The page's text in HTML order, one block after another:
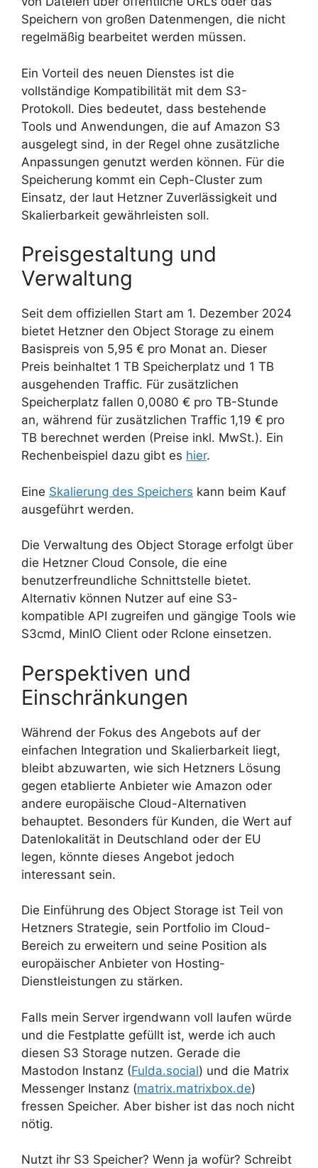
Speichern von großen Datenmengen, die nicht
regelmäßig bearbeitet werden müssen.
Ein Vorteil des neuen Dienstes ist die
vollständige Kompatibilität mit dem S3-
Protokoll. Dies bedeutet, dass bestehende
Tools und Anwendungen, die auf Amazon S3
ausgelegt sind, in der Regel ohne zusätzliche
Anpassungen genutzt werden können. Für die
Speicherung kommt ein Ceph-Cluster zum
Einsatz, der laut Hetzner Zuverlässigkeit und
Skalierbarkeit gewährleisten soll.
Preisgestaltung und
Verwaltung
Seit dem offiziellen Start am 1. Dezember 2024
bietet Hetzner den Object Storage zu einem
Basispreis von 5,95 € pro Monat an. Dieser
Preis beinhaltet 1 TB Speicherplatz und 1 TB
ausgehenden Traffic. Für zusätzlichen
Speicherplatz fallen 0,0080 € pro TB-Stunde
an, während für zusätzlichen Traffic 1,19 € pro
TB berechnet werden (Preise inkl. MwSt.). Ein
Rechenbeispiel dazu gibt es hier.
Eine Skalierung des Speichers kann beim Kauf
ausgeführt werden.
Die Verwaltung des Object Storage erfolgt über
die Hetzner Cloud Console, die eine
benutzerfreundliche Schnittstelle bietet.
Alternativ können Nutzer auf eine S3-
kompatible API zugreifen und gängige Tools wie
S3cmd, MinIO Client oder Rclone einsetzen.
Perspektiven und
Einschränkungen
Während der Fokus des Angebots auf der
einfachen Integration und Skalierbarkeit liegt,
bleibt abzuwarten, wie sich Hetzners Lösung
gegen etablierte Anbieter wie Amazon oder
andere europäische Cloud-Alternativen
behauptet. Besonders für Kunden, die Wert auf
Datenlokalität in Deutschland oder der EU
legen, könnte dieses Angebot jedoch
interessant sein.
Die Einführung des Object Storage ist Teil von
Hetzners Strategie, sein Portfolio im Cloud-
Bereich zu erweitern und seine Position als
europäischer Anbieter von Hosting-
Dienstleistungen zu stärken.
Falls mein Server irgendwann voll laufen würde
und die Festplatte gefüllt ist, werde ich auch
diesen S3 Storage nutzen. Gerade die
Mastodon Instanz (Fulda.social) und die Matrix
Messenger Instanz (matrix.matrixbox.de)
fressen Speicher. Aber bisher ist das noch nicht
nötig.
Nutzt ihr S3 Speicher? Wenn ja wofür? Schreibt